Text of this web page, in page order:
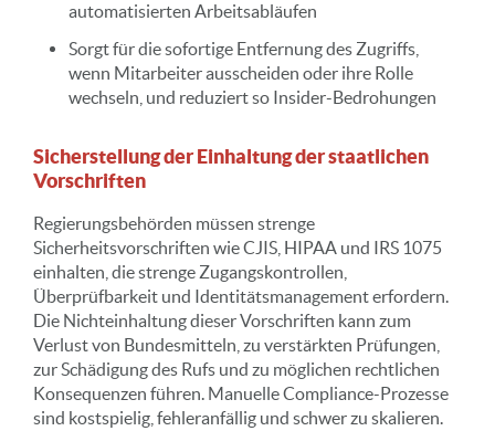
automatisierten Arbeitsabläufen
Sorgt für die sofortige Entfernung des Zugriffs,
wenn Mitarbeiter ausscheiden oder ihre Rolle
wechseln, und reduziert so Insider-Bedrohungen
Sicherstellung der Einhaltung der staatlichen
Vorschriften
Regierungsbehörden müssen strenge
Sicherheitsvorschriften wie CJIS, HIPAA und IRS 1075
einhalten, die strenge Zugangskontrollen,
Überprüfbarkeit und Identitätsmanagement erfordern.
Die Nichteinhaltung dieser Vorschriften kann zum
Verlust von Bundesmitteln, zu verstärkten Prüfungen,
zur Schädigung des Rufs und zu möglichen rechtlichen
Konsequenzen führen. Manuelle Compliance-Prozesse
sind kostspielig, fehleranfällig und schwer zu skalieren.